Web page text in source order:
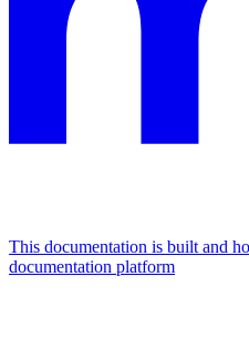
This documentation is built and
documentation platform